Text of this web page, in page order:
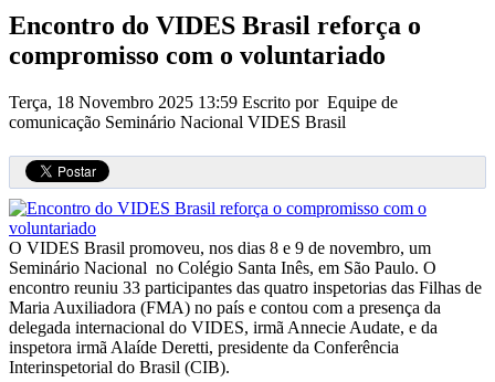
Encontro do VIDES Brasil reforça o
compromisso com o voluntariado
Terça, 18 Novembro 2025 13:59 Escrito por Equipe de
comunicação Seminário Nacional VIDES Brasil
O VIDES Brasil promoveu, nos dias 8 e 9 de novembro, um
Seminário Nacional no Colégio Santa Inês, em São Paulo. O
encontro reuniu 33 participantes das quatro inspetorias das Filhas de
Maria Auxiliadora (FMA) no país e contou com a presença da
delegada internacional do VIDES, irmã Annecie Audate, e da
inspetora irmã Alaíde Deretti, presidente da Conferência
Interinspetorial do Brasil (CIB).